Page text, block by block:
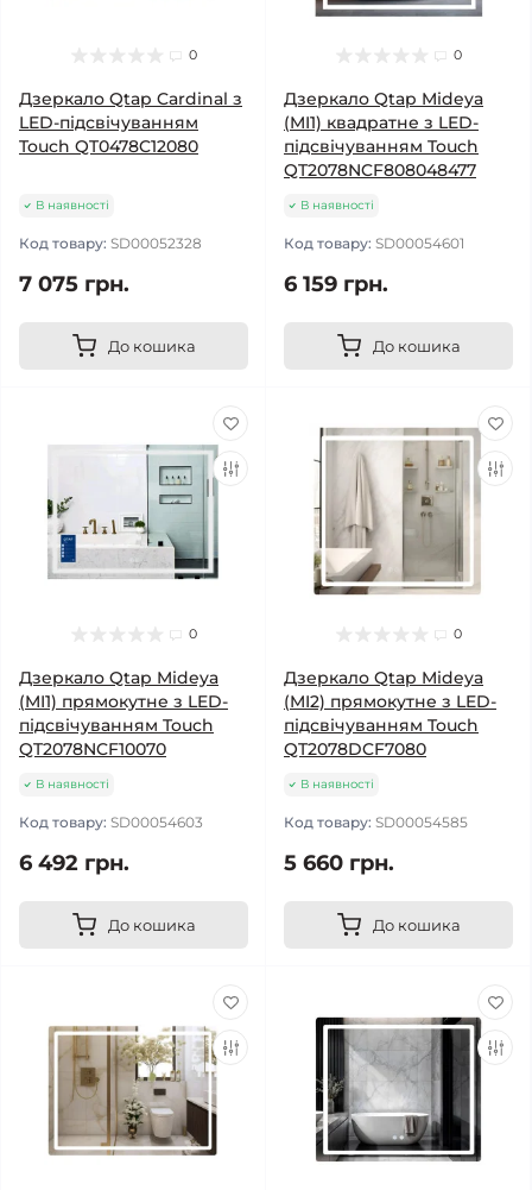
0
Дзеркало Qtap Cardinal з
LED-підсвічуванням
Touch QT0478C12080
В наявності
Код товару: SD00052328
7 075 грн.
До кошика
0
Дзеркало Qtap Mideya
(MI1) квадратне з LED-
підсвічуванням Touch
QT2078NCF808048477
В наявності
Код товару: SD00054601
6 159 грн.
До кошика
0
Дзеркало Qtap Mideya
(MI1) прямокутне з LED-
підсвічуванням Touch
QT2078NCF10070
В наявності
Код товару: SD00054603
6 492 грн.
До кошика
0
Дзеркало Qtap Mideya
(MI2) прямокутне з LED-
підсвічуванням Touch
QT2078DCF7080
В наявності
Код товару: SD00054585
5 660 грн.
До кошика